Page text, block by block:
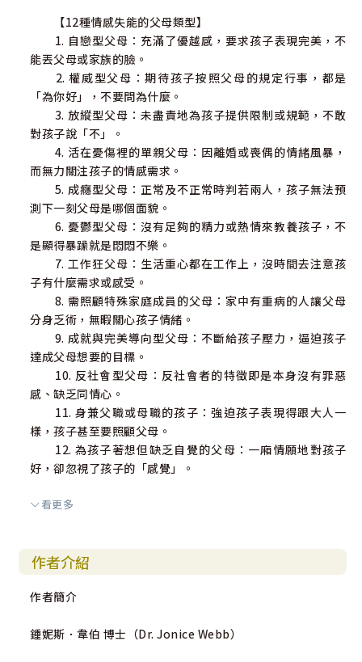
【12種情感失能的父母類型】
1. 自戀型父母：充滿了優越感，要求孩子表現完美，不
能丟父母或家族的臉。
2. 權威型父母：期待孩子按照父母的規定行事，都是
「為你好」，不要問為什麼。
3. 放縱型父母：未盡責地為孩子提供限制或規範，不敢
對孩子說「不」。
4. 活在憂傷裡的單親父母：因離婚或喪偶的情緒風暴，
而無力關注孩子的情感需求。
5. 成癮型父母：正常及不正常時判若兩人，孩子無法預
測下一刻父母是哪個面貌。
6. 憂鬱型父母：沒有足夠的精力或熱情來教養孩子，不
是顯得暴躁就是悶悶不樂。
7. 工作狂父母：生活重心都在工作上，沒時間去注意孩
子有什麼需求或感受。
8. 需照顧特殊家庭成員的父母：家中有重病的人讓父母
分身乏術，無暇關心孩子情緒。
9. 成就與完美導向型父母：不斷給孩子壓力，逼迫孩子
達成父母想要的目標。
10. 反社會型父母：反社會者的特徵即是本身沒有罪惡
感、缺乏同情心。
11. 身兼父職或母職的孩子：強迫孩子表現得跟大人一
樣，孩子甚至要照顧父母。
12. 為孩子著想但缺乏自覺的父母：一廂情願地對孩子
好，卻忽視了孩子的「感覺」。
【10種受忽視者的行為特徵】
3. 不切實際的自我評價：放大自己的缺點，覺得自己不
如別人。
4. 虧待自己，把同情心留給別人：對自己比對別人更嚴
5. 罪惡感與羞恥感：認為如實表達情緒是軟弱的表現。
看更多
作者介紹
作者簡介
鍾妮斯．韋伯 博士（Dr. Jonice Webb）